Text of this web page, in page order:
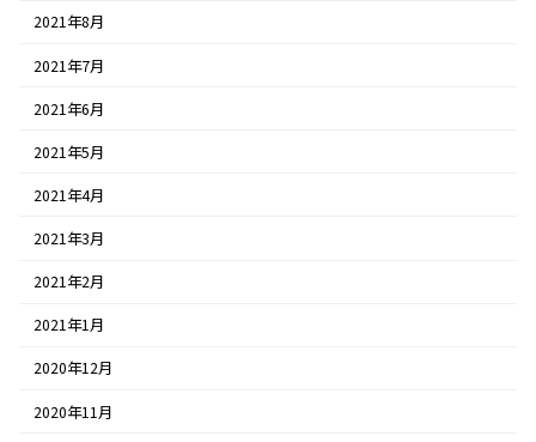
2021年8月
2021年7月
2021年6月
2021年5月
2021年4月
2021年3月
2021年2月
2021年1月
2020年12月
2020年11月